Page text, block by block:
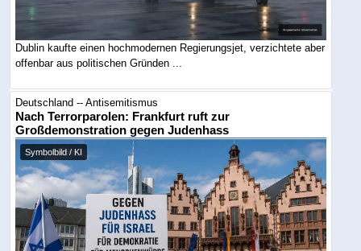
Dublin kaufte einen hochmodernen Regierungsjet, verzichtete aber
offenbar aus politischen Gründen ...
Deutschland -- Antisemitismus
Nach Terrorparolen: Frankfurt ruft zur
Großdemonstration gegen Judenhass
Symbolbild / KI